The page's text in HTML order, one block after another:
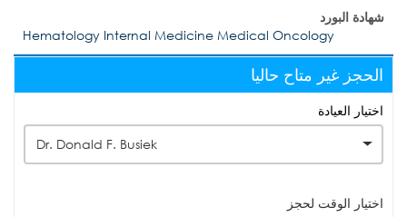
شهادة البورد
Hematology Internal Medicine Medical Oncology
الحجز غير متاح حاليا
اختيار العيادة
Dr. Donald F. Busiek
اختيار الوقت لحجز